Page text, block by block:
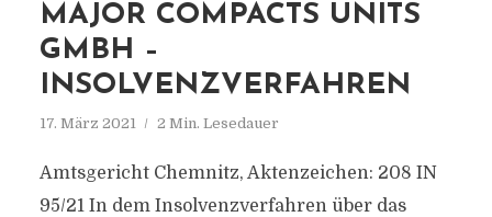
MAJOR COMPACTS UNITS
GMBH –
INSOLVENZVERFAHREN
17. März 2021 2 Min. Lesedauer
Amtsgericht Chemnitz, Aktenzeichen: 208 IN
95/21 In dem Insolvenzverfahren über das